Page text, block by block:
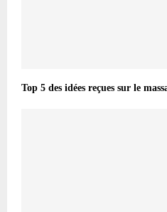
Top 5 des idées reçues sur le